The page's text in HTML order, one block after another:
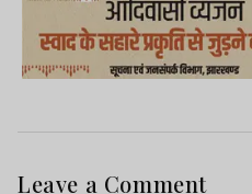
Leave a Comment